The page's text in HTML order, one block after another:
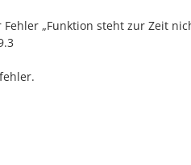
„Funktion steht zur Zeit